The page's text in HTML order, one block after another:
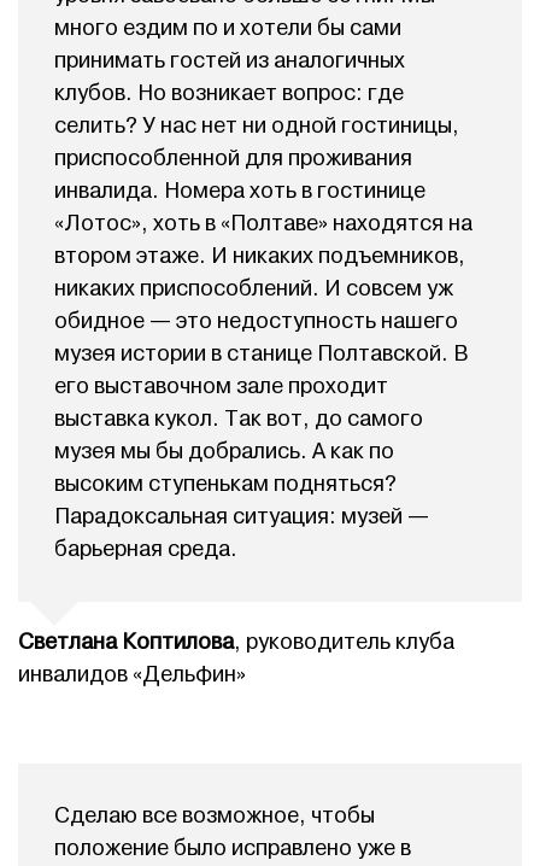
много ездим по и хотели бы сами
принимать гостей из аналогичных
клубов. Но возникает вопрос: где
селить? У нас нет ни одной гостиницы,
приспособленной для проживания
инвалида. Номера хоть в гостинице
«Лотос», хоть в «Полтаве» находятся на
втором этаже. И никаких подъемников,
никаких приспособлений. И совсем уж
обидное — это недоступность нашего
музея истории в станице Полтавской. В
его выставочном зале проходит
выставка кукол. Так вот, до самого
музея мы бы добрались. А как по
высоким ступенькам подняться?
Парадоксальная ситуация: музей —
барьерная среда.
Светлана Коптилова, руководитель клуба
инвалидов «Дельфин»
Сделаю все возможное, чтобы
положение было исправлено уже в